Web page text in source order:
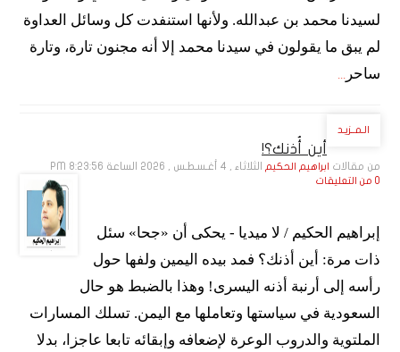
لسيدنا محمد بن عبدالله. ولأنها استنفدت كل وسائل العداوة
لم يبق ما يقولون في سيدنا محمد إلا أنه مجنون تارة، وتارة
ساحر
الـمــزيـد
أين أُذنك؟!
من مقالات ابراهيم الحكيم الثلاثاء , 4 أغـسـطـس , 2026 الساعة 8:23:56 PM
0 من التعليقات
إبراهيم الحكيم / لا ميديا - يحكى أن «جحا» سئل
ذات مرة: أين أذنك؟ فمد بيده اليمين ولفها حول
رأسه إلى أرنبة أذنه اليسرى! وهذا بالضبط هو حال
السعودية في سياستها وتعاملها مع اليمن. تسلك المسارات
الملتوية والدروب الوعرة لإضعافه وإبقائه تابعا عاجزا، بدلا